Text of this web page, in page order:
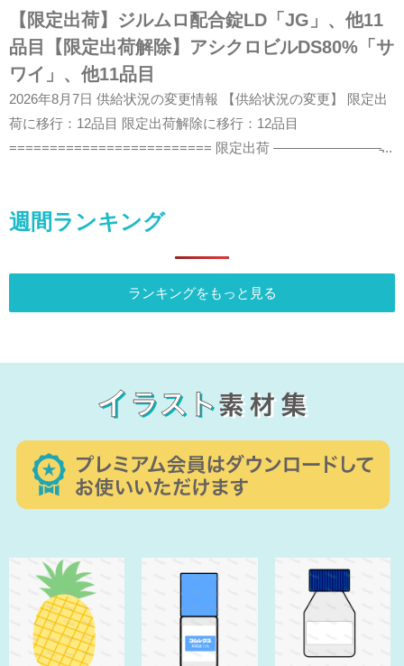
【限定出荷】ジルムロ配合錠LD「JG」、他11
品目【限定出荷解除】アシクロビルDS80%「サ
ワイ」、他11品目
2026年8月7日 供給状況の変更情報 【供給状況の変更】 限定出
荷に移行：12品目 限定出荷解除に移行：12品目
========================= 限定出荷 ————————̵...
週間ランキング
ランキングをもっと見る